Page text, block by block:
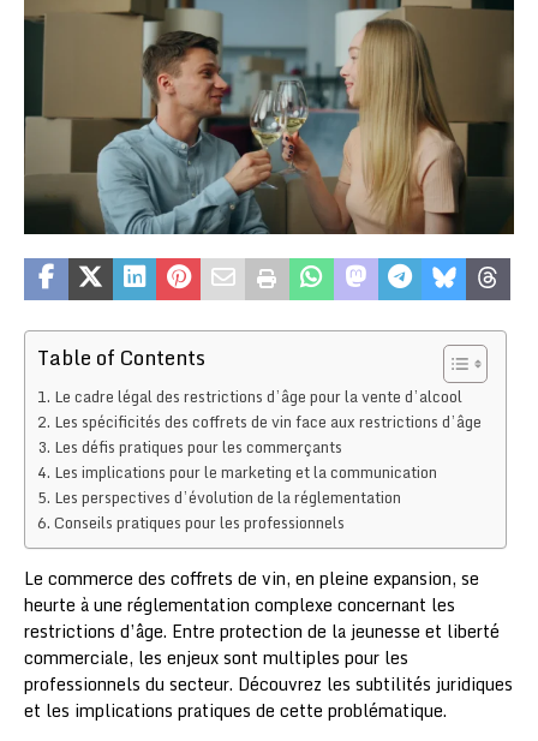
Table of Contents
Le cadre légal des restrictions d’âge pour la vente d’alcool
Les spécificités des coffrets de vin face aux restrictions d’âge
Les défis pratiques pour les commerçants
Les implications pour le marketing et la communication
Les perspectives d’évolution de la réglementation
Conseils pratiques pour les professionnels
Le commerce des coffrets de vin, en pleine expansion, se
heurte à une réglementation complexe concernant les
restrictions d’âge. Entre protection de la jeunesse et liberté
commerciale, les enjeux sont multiples pour les
professionnels du secteur. Découvrez les subtilités juridiques
et les implications pratiques de cette problématique.